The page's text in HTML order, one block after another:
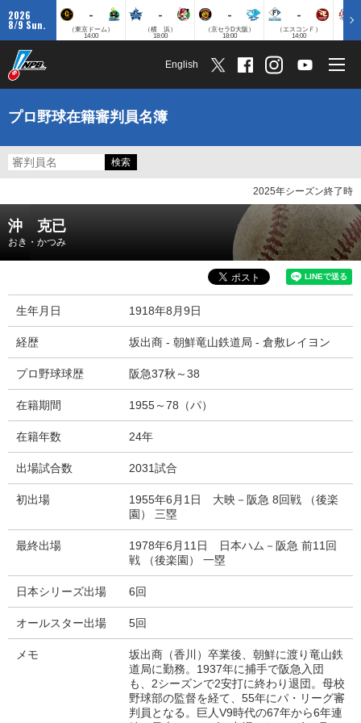
2026
8/9 Sun.
-
（東京ドーム）
14:00
-
（横 浜）
18:00
-
（京セラD大阪）
18:00
-
（エスコンＦ）
14:00
English
プロ野球在籍審判員名簿
2025年シーズン終了時
沖 克已
おき・かつみ
生年月日 1918年8月9日
経歴 坂出商 - 朝鮮竜山鉄道局 - 倉敷レイヨン
プロ野球球歴 阪急37秋～38
在籍期間 1955～78（パ）
在籍年数 24年
出場試合数 2031試合
初出場
1955年6月1日 大映－阪急 8回戦 （後楽
園） 三塁
最終出場
1978年6月11日 日本ハム－阪急 前11回
戦 （後楽園） 一塁
日本シリーズ出場 6回
オールスター出場 5回
メモ
坂出商（香川）卒業後、朝鮮に渡り竜山鉄
道局に勤務。1937年に捕手で阪急入団
も、2シーズンで2安打に終わり退団。母校
野球部の監督を経て、55年にパ・リーグ審
判員となる。巨人V9時代の67年から6年連